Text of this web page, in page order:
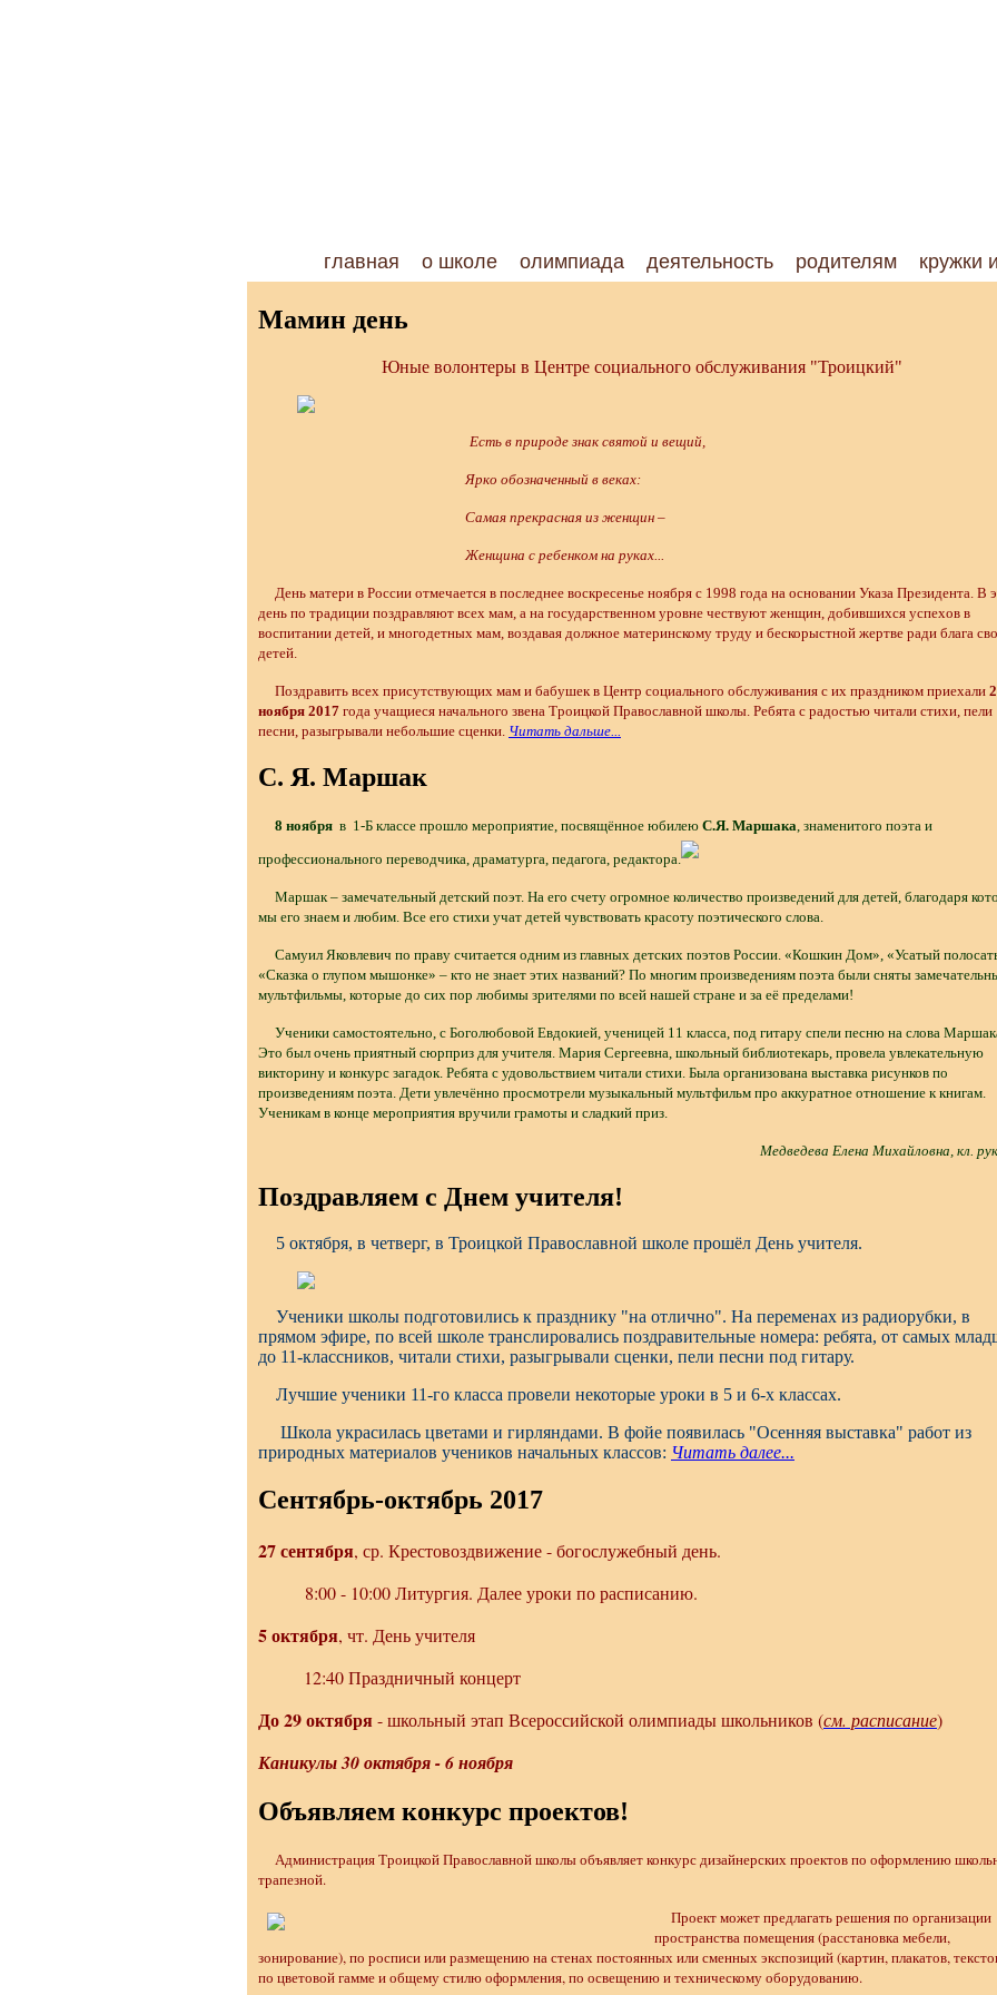
главная о школе олимпиада деятельность родителям кружки
Мамин день
Юные волонтеры в Центре социального обслуживания "Троицкий"
Есть в природе знак святой и вещий,
Ярко обозначенный в веках:
Самая прекрасная из женщин –
Женщина с ребенком на руках...
День матери в России отмечается в последнее воскресенье ноября с 1998 года на основании Указа Президента. В
день по традиции поздравляют всех мам, а на государственном уровне чествуют женщин, добившихся успехов в
воспитании детей, и многодетных мам, воздавая должное материнскому труду и бескорыстной жертве ради блага
детей.
Поздравить всех присутствующих мам и бабушек в Центр социального обслуживания с их праздником приехали
ноября 2017 года учащиеся начального звена Троицкой Православной школы. Ребята с радостью читали стихи, пели
песни, разыгрывали небольшие сценки. Читать дальше...
С. Я. Маршак
8 ноября в 1-Б классе прошло мероприятие, посвящённое юбилею С.Я. Маршака , знаменитого поэта и
профессионального переводчика, драматурга, педагога, редактора.
Маршак – замечательный детский поэт. На его счету огромное количество произведений для детей, благодаря
мы его знаем и любим. Все его стихи учат детей чувствовать красоту поэтического слова.
Самуил Яковлевич по праву считается одним из главных детских поэтов России. «Кошкин Дом», «Усатый
«Сказка о глупом мышонке» – кто не знает этих названий? По многим произведениям поэта были сняты
мультфильмы, которые до сих пор любимы зрителями по всей нашей стране и за её пределами!
Ученики самостоятельно, с Боголюбовой Евдокией, ученицей 11 класса, под гитару спели песню на слова
Это был очень приятный сюрприз для учителя. Мария Сергеевна, школьный библиотекарь, провела увлекательную
викторину и конкурс загадок. Ребята с удовольствием читали стихи. Была организована выставка рисунков по
произведениям поэта. Дети увлечённо просмотрели музыкальный мультфильм про аккуратное отношение к книгам.
Ученикам в конце мероприятия вручили грамоты и сладкий приз.
Медведева Елена Михайловна, кл.
Поздравляем с Днем учителя!
5 октября, в четверг, в Троицкой Православной школе прошёл День учителя.
Ученики школы подготовились к празднику "на отлично". На переменах из радиорубки, в
прямом эфире, по всей школе транслировались поздравительные номера: ребята, от самых
до 11-классников, читали стихи, разыгрывали сценки, пели песни под гитару.
Лучшие ученики 11-го класса провели некоторые уроки в 5 и 6-х классах.
Школа украсилась цветами и гирляндами. В фойе появилась "Осенняя выставка" работ из
природных материалов учеников начальных классов: Читать далее...
Сентябрь-октябрь 2017
27 сентября, ср. Крестовоздвижение - богослужебный день.
8:00 - 10:00 Литургия. Далее уроки по расписанию.
5 октября, чт. День учителя
12:40 Праздничный концерт
До 29 октября- школьный этап Всероссийской олимпиады школьников (см. расписание)
Каникулы 30 октября - 6 ноября
Объявляем конкурс проектов!
Администрация Троицкой Православной школы объявляет конкурс дизайнерских проектов по оформлению
трапезной.
Проект может предлагать решения по организации
пространства помещения (расстановка мебели,
зонирование), по росписи или размещению на стенах постоянных или сменных экспозиций (картин, плакатов,
по цветовой гамме и общему стилю оформления, по освещению и техническому оборудованию.